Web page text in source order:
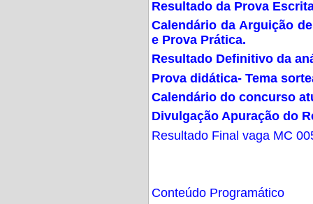
Resultado da Prova
Calendário da Arguição
e Prova Prática.
Resultado Definitivo da
Prova didática- Tema
Calendário do concurso
Divulgação Apuração do
Resultado Final vaga MC
Conteúdo Programático